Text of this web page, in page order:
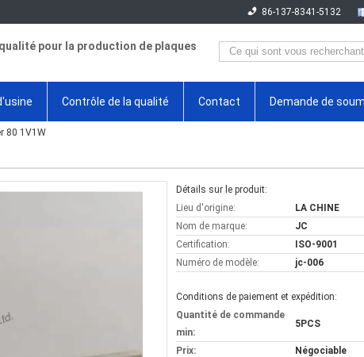
86-137-8341-5132
pour la production de plaques
Contrôle de la qualité Contact Demande de
80 1V1W
Détails sur le produit:
Lieu d'origine:
LA CHINE
Nom de marque:
JC
Certification:
ISO-9001
Numéro de modèle:
jc-006
Conditions de paiement et expédition:
Quantité de commande
min:
5PCS
Prix:
Négociable